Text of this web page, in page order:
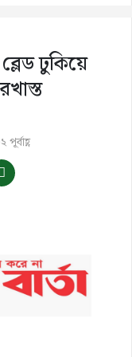
ঢুকিয়ে